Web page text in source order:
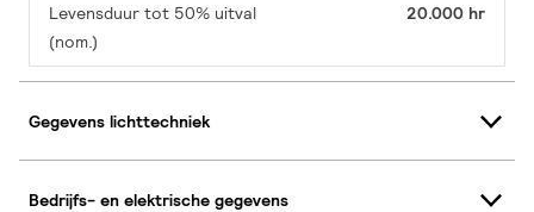
Levensduur tot 50% uitval
(nom.)
20.000 hr
Gegevens lichttechniek
Bedrijfs- en elektrische gegevens